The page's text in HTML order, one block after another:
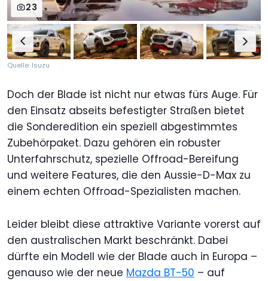
23
Quelle: Isuzu
Doch der Blade ist nicht nur etwas fürs Auge. Für
den Einsatz abseits befestigter Straßen bietet
die Sonderedition ein speziell abgestimmtes
Zubehörpaket. Dazu gehören ein robuster
Unterfahrschutz, spezielle Offroad-Bereifung
und weitere Features, die den Aussie-D-Max zu
einem echten Offroad-Spezialisten machen.
Leider bleibt diese attraktive Variante vorerst auf
den australischen Markt beschränkt. Dabei
dürfte ein Modell wie der Blade auch in Europa –
genauso wie der neue Mazda BT-50 – auf